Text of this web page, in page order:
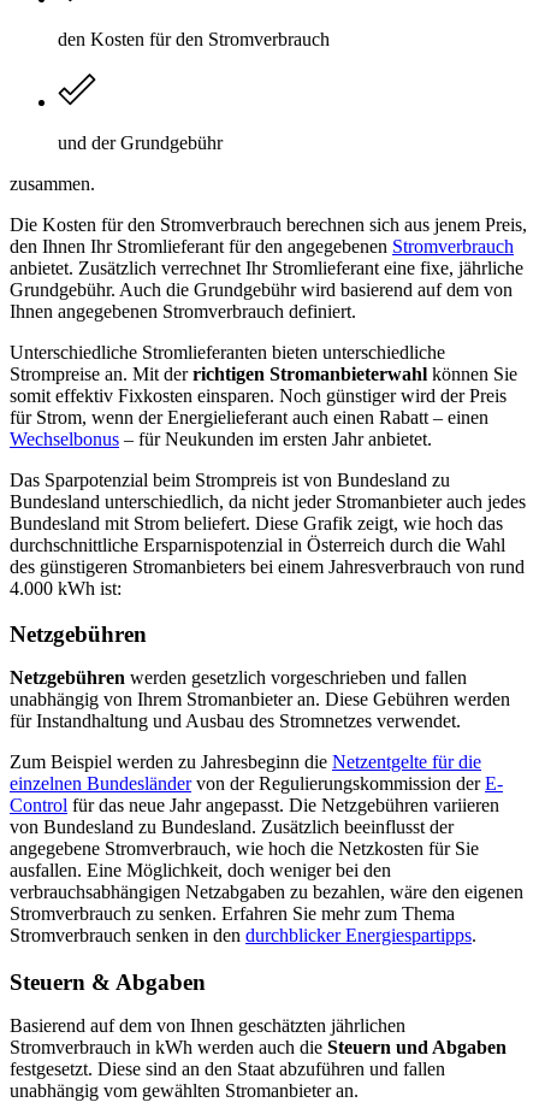
den Kosten für den Stromverbrauch
und der Grundgebühr
zusammen.
Die Kosten für den Stromverbrauch berechnen sich aus jenem Preis,
den Ihnen Ihr Stromlieferant für den angegebenen Stromverbrauch
anbietet. Zusätzlich verrechnet Ihr Stromlieferant eine fixe, jährliche
Grundgebühr. Auch die Grundgebühr wird basierend auf dem von
Ihnen angegebenen Stromverbrauch definiert.
Unterschiedliche Stromlieferanten bieten unterschiedliche
Strompreise an. Mit derrichtigen Stromanbieterwahl können Sie
somit effektiv Fixkosten einsparen. Noch günstiger wird der Preis
für Strom, wenn der Energielieferant auch einen Rabatt – einen
Wechselbonus – für Neukunden im ersten Jahr anbietet.
Das Sparpotenzial beim Strompreis ist von Bundesland zu
Bundesland unterschiedlich, da nicht jeder Stromanbieter auch jedes
Bundesland mit Strom beliefert. Diese Grafik zeigt, wie hoch das
durchschnittliche Ersparnispotenzial in Österreich durch die Wahl
des günstigeren Stromanbieters bei einem Jahresverbrauch von rund
4.000 kWh ist:
Netzgebühren
Netzgebühren werden gesetzlich vorgeschrieben und fallen
unabhängig von Ihrem Stromanbieter an. Diese Gebühren werden
für Instandhaltung und Ausbau des Stromnetzes verwendet.
Zum Beispiel werden zu Jahresbeginn die Netzentgelte für die
einzelnen Bundesländervon der Regulierungskommission derE-
Control für das neue Jahr angepasst. Die Netzgebühren variieren
von Bundesland zu Bundesland. Zusätzlich beeinflusst der
angegebene Stromverbrauch, wie hoch die Netzkosten für Sie
ausfallen. Eine Möglichkeit, doch weniger bei den
verbrauchsabhängigen Netzabgaben zu bezahlen, wäre den eigenen
Stromverbrauch zu senken. Erfahren Sie mehr zum Thema
Stromverbrauch senken in den durchblicker Energiespartipps.
Steuern & Abgaben
Basierend auf dem von Ihnen geschätzten jährlichen
Stromverbrauch in kWh werden auch die Steuern und Abgaben
festgesetzt. Diese sind an den Staat abzuführen und fallen
unabhängig vom gewählten Stromanbieter an.